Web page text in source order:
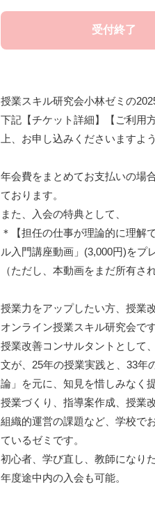
受付終了
授業スキル研究会小林ゼミの
下記【チケット詳細】【ご利用
上、お申し込みくださいますよ
年会費をまとめてお支払いの場
ております。
また、入会の特典として、
＊【担任の仕事が理論的に理解
ル入門講座動画」(3,000円)をプ
（ただし、本動画をまだ所有さ
授業力をアップしたい方、授業
オンライン授業スキル研究会です
授業改善コンサルタントとして
文が、25年の授業実践と、33年
論」を元に、知見を惜しみなく
授業づくり、指導案作成、授業
組織的運営の課題など、学校で
ているゼミです。
初心者、学び直し、教師になり
年度途中内の入会も可能。